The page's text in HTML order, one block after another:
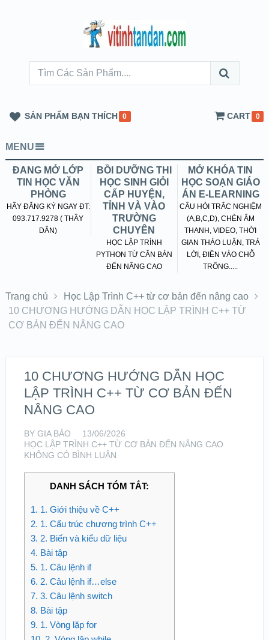
SẢN PHẨM BẠN THÍCH 0 CART 0
MENU
ĐANG MỞ LỚP
TIN HỌC VĂN
PHÒNG
HÃY ĐĂNG KÝ NGAY ĐT:
093.717.9278 ( THẦY
DÂN)
BỒI DƯỠNG THI
HỌC SINH GIỎI
CẤP HUYỆN,
TỈNH VÀ VÀO
TRƯỜNG
CHUYÊN
HỌC LẬP TRÌNH
PYTHON TỪ CĂN BẢN
ĐẾN NÂNG CAO
MỞ KHÓA TIN
HỌC SOẠN GIÁO
ÁN E-LEARNING
CÂU HỎI TRẮC NGHIỆM
(A,B,C,D), CHÈN ÂM
THANH, VIDEO, THỜI
GIAN THẢO LUẬN, TRẢ
LỜI, ĐIỀN VÀO CHỖ
TRỐNG.....
Trang chủ
Học Lập Trình C++ từ cơ bản đến nâng cao
10 CHƯƠNG HƯỚNG DẪN HỌC LẬP TRÌNH C++ TỪ
CƠ BẢN ĐẾN NÂNG CAO
10 CHƯƠNG HƯỚNG DẪN HỌC
LẬP TRÌNH C++ TỪ CƠ BẢN ĐẾN
NÂNG CAO
BY GIA BẢO
13/06/2026
HỌC LẬP TRÌNH C++ TỪ CƠ BẢN ĐẾN NÂNG CAO
KHÔNG CÓ BÌNH LUẬN
DANH SÁCH TÓM TẮT:
1. 1. Giới thiệu về C++
2. 1. Cấu trúc chương trình C++
3. 2. Biến và kiểu dữ liệu
4. Bài tập
5. 1. Câu lệnh if
6. 2. Câu lệnh if…else
7. 3. Câu lệnh switch
8. Bài tập
9. 1. Vòng lặp for